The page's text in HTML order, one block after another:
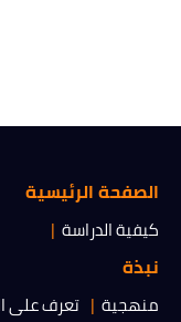
الصفحة الرئيسية
كيفية الدراسة
نبذة
منهجية تعرف على